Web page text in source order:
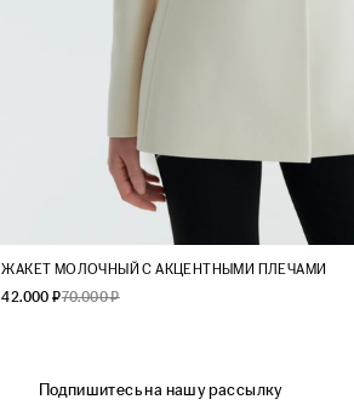
ЖАКЕТ МОЛОЧНЫЙ С АКЦЕНТНЫМИ ПЛЕЧАМИ
42.000 ₽70.000 ₽
Подпишитесь на нашу рассылку